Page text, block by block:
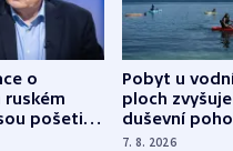
o
ruském
pošetilé,
Pobyt u
ploch zvyšuje
duševní
ukázala
7. 8. 2026